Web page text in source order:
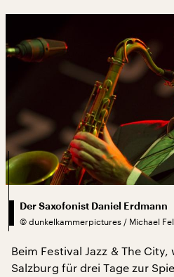
Der Saxofonist Daniel Erdmann
© dunkelkammerpictures / Michael
Beim Festival Jazz & The
Salzburg für drei Tage zur